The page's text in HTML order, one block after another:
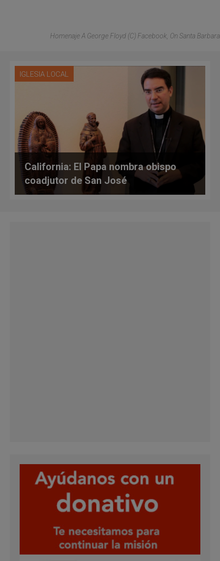
Homenaje A George Floyd (C) Facebook, On Santa Barbara
IGLESIA LOCAL
California: El Papa nombra obispo
coadjutor de San José